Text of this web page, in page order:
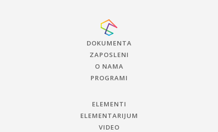
DOKUMENTA
ZAPOSLENI
O NAMA
PROGRAMI
ELEMENTI
ELEMENTARIJUM
VIDEO